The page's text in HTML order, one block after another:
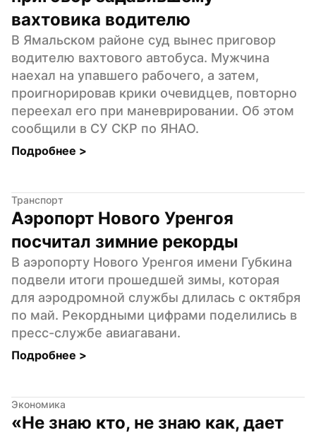
вахтовика водителю
В Ямальском районе суд вынес приговор
водителю вахтового автобуса. Мужчина
наехал на упавшего рабочего, а затем,
проигнорировав крики очевидцев, повторно
переехал его при маневрировании. Об этом
сообщили в СУ СКР по ЯНАО.
Подробнее >
Транспорт
Аэропорт Нового Уренгоя
посчитал зимние рекорды
В аэропорту Нового Уренгоя имени Губкина
подвели итоги прошедшей зимы, которая
для аэродромной службы длилась с октября
по май. Рекордными цифрами поделились в
пресс-службе авиагавани.
Подробнее >
Экономика
«Не знаю кто, не знаю как, дает